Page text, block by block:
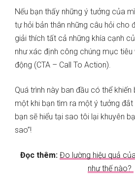
Nếu bạn thấy những ý tưởng của
tự hỏi bản thân những câu hỏi cho
giải thích tất cả những khía cạnh
như xác định công chúng mục tiêu
động (CTA – Call To Action).
Quá trình này ban đầu có thể khiến
một khi bạn tìm ra một ý tưởng đắt
bạn sẽ hiểu tại sao tôi lại khuyên
sao”!
Đọc thêm: Đo lường hiệu quả
như thế nào?